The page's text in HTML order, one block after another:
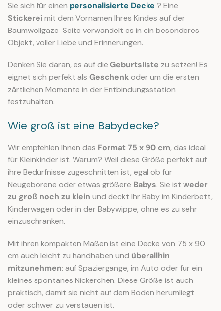
Sie sich für einen personalisierte Decke ? Eine
Stickereimit dem Vornamen Ihres Kindes auf der
Baumwollgaze-Seite verwandelt es in ein besonderes
Objekt, voller Liebe und Erinnerungen.
Denken Sie daran, es auf die Geburtsliste zu setzen! Es
eignet sich perfekt als Geschenkoder um die ersten
zärtlichen Momente in der Entbindungsstation
festzuhalten.
Wie groß ist eine Babydecke?
Wir empfehlen Ihnen das Format 75 x 90 cm, das ideal
für Kleinkinder ist. Warum? Weil diese Größe perfekt auf
ihre Bedürfnisse zugeschnitten ist, egal ob für
Neugeborene oder etwas größere Babys. Sie ist weder
zu groß noch zu klein und deckt Ihr Baby im Kinderbett,
Kinderwagen oder in der Babywippe, ohne es zu sehr
einzuschränken.
Mit ihren kompakten Maßen ist eine Decke von 75 x 90
cm auch leicht zu handhaben und überallhin
mitzunehmen: auf Spaziergänge, im Auto oder für ein
kleines spontanes Nickerchen. Diese Größe ist auch
praktisch, damit sie nicht auf dem Boden herumliegt
oder schwer zu verstauen ist.